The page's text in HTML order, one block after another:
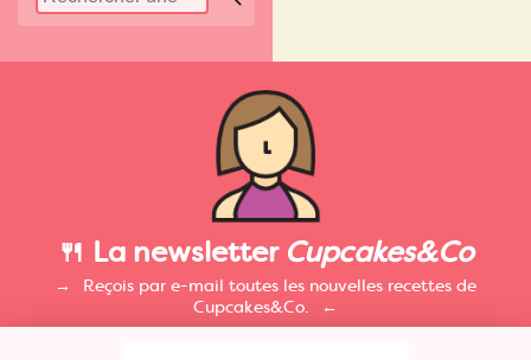
🍴 La newsletter Cupcakes&Co
Reçois par e-mail toutes les nouvelles recettes de
Cupcakes&Co.